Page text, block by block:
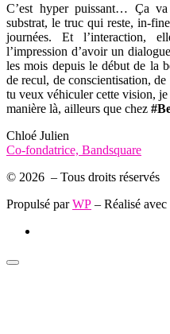
C’est hyper puissant… Ça
substrat, le truc qui reste, in-
journées. Et l’interaction,
l’impression d’avoir un
les mois depuis le début de la
de recul, de conscientisation,
tu veux véhiculer cette vision, je
manière là, ailleurs que chez
Chloé Julien
Co-fondatrice, Bandsquare
© 2026 – Tous droits réservés
Propulsé parWP – Réalisé avec